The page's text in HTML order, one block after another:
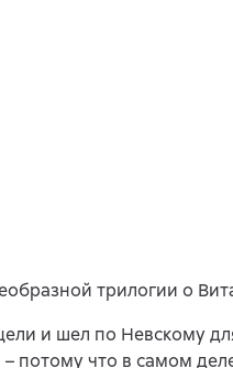
трилогии о
и шел по Невскому
потому что в самом